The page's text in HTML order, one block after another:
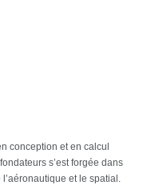
conception et en calcul
s’est forgée dans
et le spatial.